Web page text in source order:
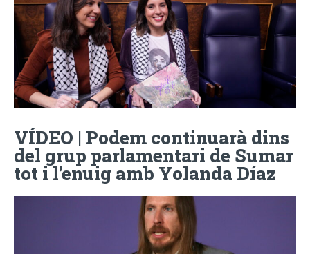
VÍDEO | Podem continuarà dins
del grup parlamentari de Sumar
tot i l’enuig amb Yolanda Díaz